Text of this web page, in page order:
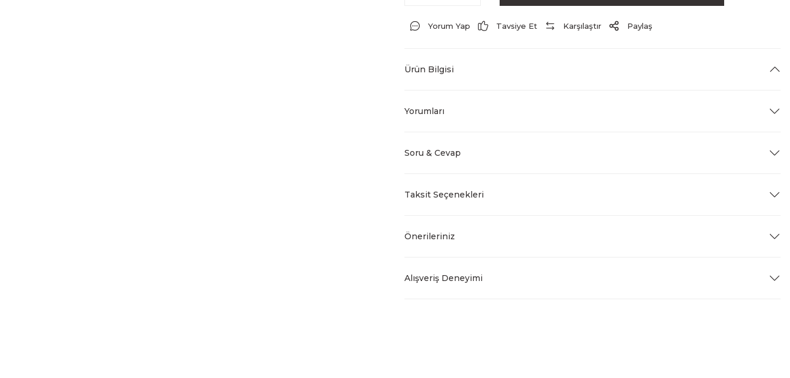
Yorum Yap Tavsiye Et Karşılaştır Paylaş
Ürün Bilgisi
Yorumları
Soru & Cevap
Taksit Seçenekleri
Önerileriniz
Alışveriş Deneyimi